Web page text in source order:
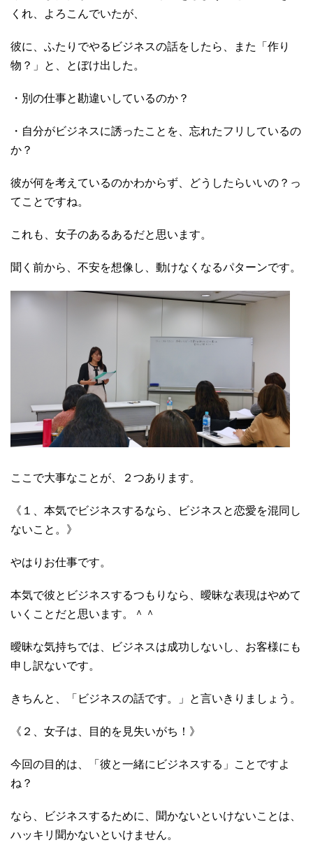
くれ、よろこんでいたが、
彼に、ふたりでやるビジネスの話をしたら、また「作り
物？」と、とぼけ出した。
・別の仕事と勘違いしているのか？
・自分がビジネスに誘ったことを、忘れたフリしているの
か？
彼が何を考えているのかわからず、どうしたらいいの？っ
てことですね。
これも、女子のあるあるだと思います。
聞く前から、不安を想像し、動けなくなるパターンです。
ここで大事なことが、２つあります。
《１、本気でビジネスするなら、ビジネスと恋愛を混同し
ないこと。》
やはりお仕事です。
本気で彼とビジネスするつもりなら、曖昧な表現はやめて
いくことだと思います。＾＾
曖昧な気持ちでは、ビジネスは成功しないし、お客様にも
申し訳ないです。
きちんと、「ビジネスの話です。」と言いきりましょう。
《２、女子は、目的を見失いがち！》
今回の目的は、「彼と一緒にビジネスする」ことですよ
ね？
なら、ビジネスするために、聞かないといけないことは、
ハッキリ聞かないといけません。